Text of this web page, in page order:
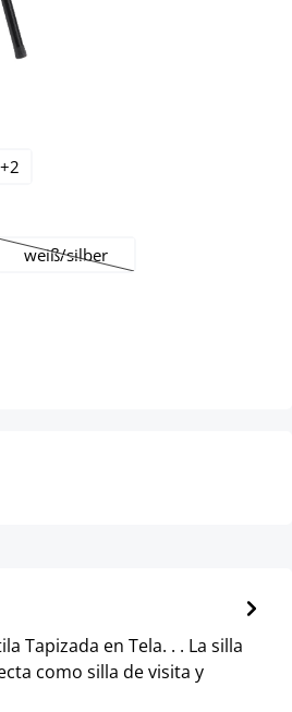
disponible en este momento.)
+2
está disponible en este momento.)
weiß/silber
(Esta opción no está disponible
Tapizada en Tela. . . La silla
como silla de visita y